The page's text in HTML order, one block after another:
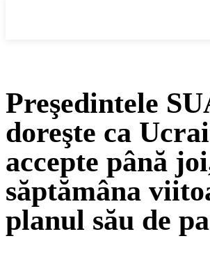
Preşedintele
doreşte ca
accepte până
săptămâna
planul său de